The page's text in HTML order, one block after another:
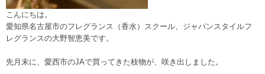
こんにちは。
愛知県名古屋市のフレグランス（香水）スクール、ジャパンスタイルフ
レグランスの大野智恵美です。
先月末に、愛西市のJAで買ってきた枝物が、咲き出しました。